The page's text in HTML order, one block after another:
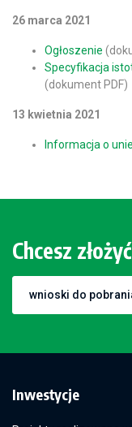
26 marca 2021
Ogłoszenie
Specyfikacja
(dokument PDF)
13 kwietnia 2021
Informacja o
Chcesz
wnioski do
Inwestycje